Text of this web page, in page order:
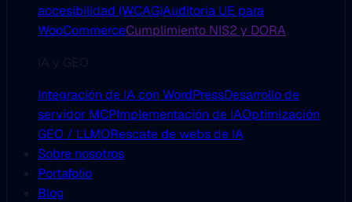
accesibilidad (WCAG)Auditoría UE para
WooCommerceCumplimiento NIS2 y DORA
Integración de IA con WordPressDesarrollo de
servidor MCPImplementación de IAOptimización
GEO / LLMORescate de webs de IA
Sobre nosotros
Portafolio
Blog